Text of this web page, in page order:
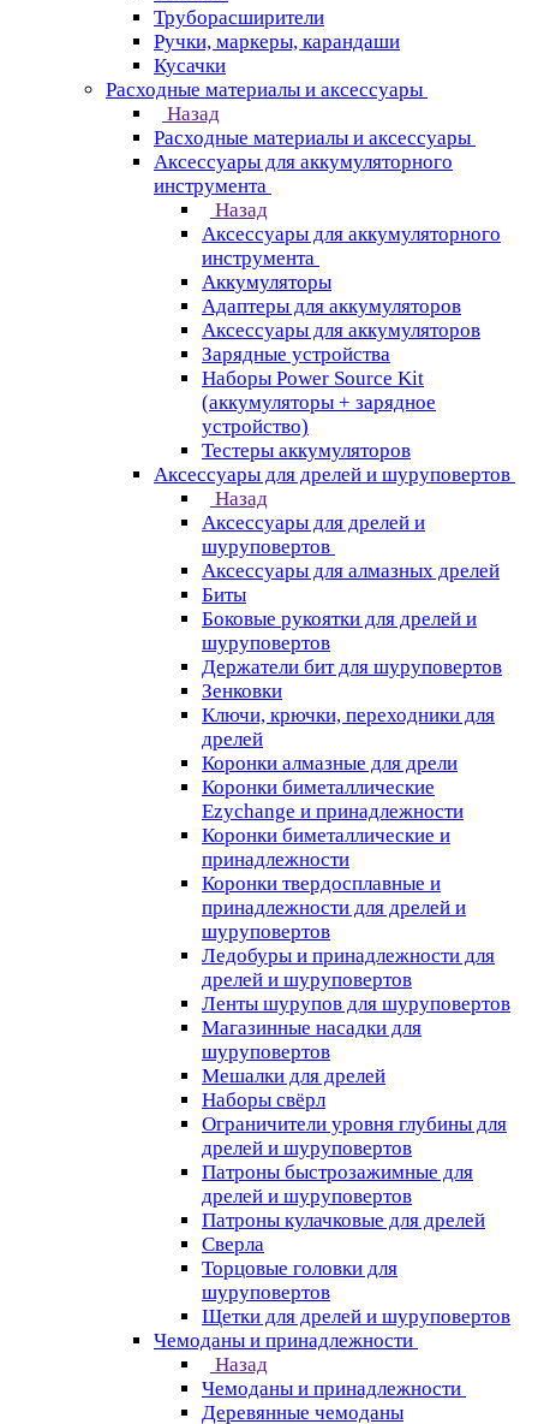
Труборасширители
Ручки, маркеры, карандаши
Кусачки
Расходные материалы и аксессуары
Назад
Расходные материалы и аксессуары
Аксессуары для аккумуляторного
инструмента
Назад
Аксессуары для аккумуляторного
инструмента
Aккумуляторы
Адаптеры для аккумуляторов
Аксессуары для аккумуляторов
Зарядные устройства
Наборы Power Source Kit
(аккумуляторы + зарядное
устройство)
Тестеры аккумуляторов
Аксессуары для дрелей и шуруповертов
Назад
Аксессуары для дрелей и
шуруповертов
Аксессуары для алмазных дрелей
Биты
Боковые рукоятки для дрелей и
шуруповертов
Держатели бит для шуруповертов
Зенковки
Ключи, крючки, переходники для
дрелей
Коронки алмазные для дрели
Коронки биметаллические
Ezychange и принадлежности
Коронки биметаллические и
принадлежности
Коронки твердосплавные и
принадлежности для дрелей и
шуруповертов
Ледобуры и принадлежности для
дрелей и шуруповертов
Ленты шурупов для шуруповертов
Магазинные насадки для
шуруповертов
Мешалки для дрелей
Наборы свёрл
Ограничители уровня глубины для
дрелей и шуруповертов
Патроны быстрозажимные для
дрелей и шуруповертов
Патроны кулачковые для дрелей
Сверла
Торцовые головки для
шуруповертов
Щетки для дрелей и шуруповертов
Чемоданы и принадлежности
Назад
Чемоданы и принадлежности
Деревянные чемоданы